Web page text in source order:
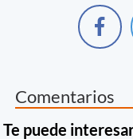
Comentarios